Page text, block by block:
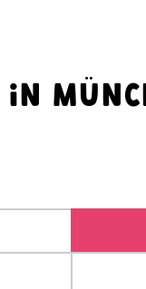
IN